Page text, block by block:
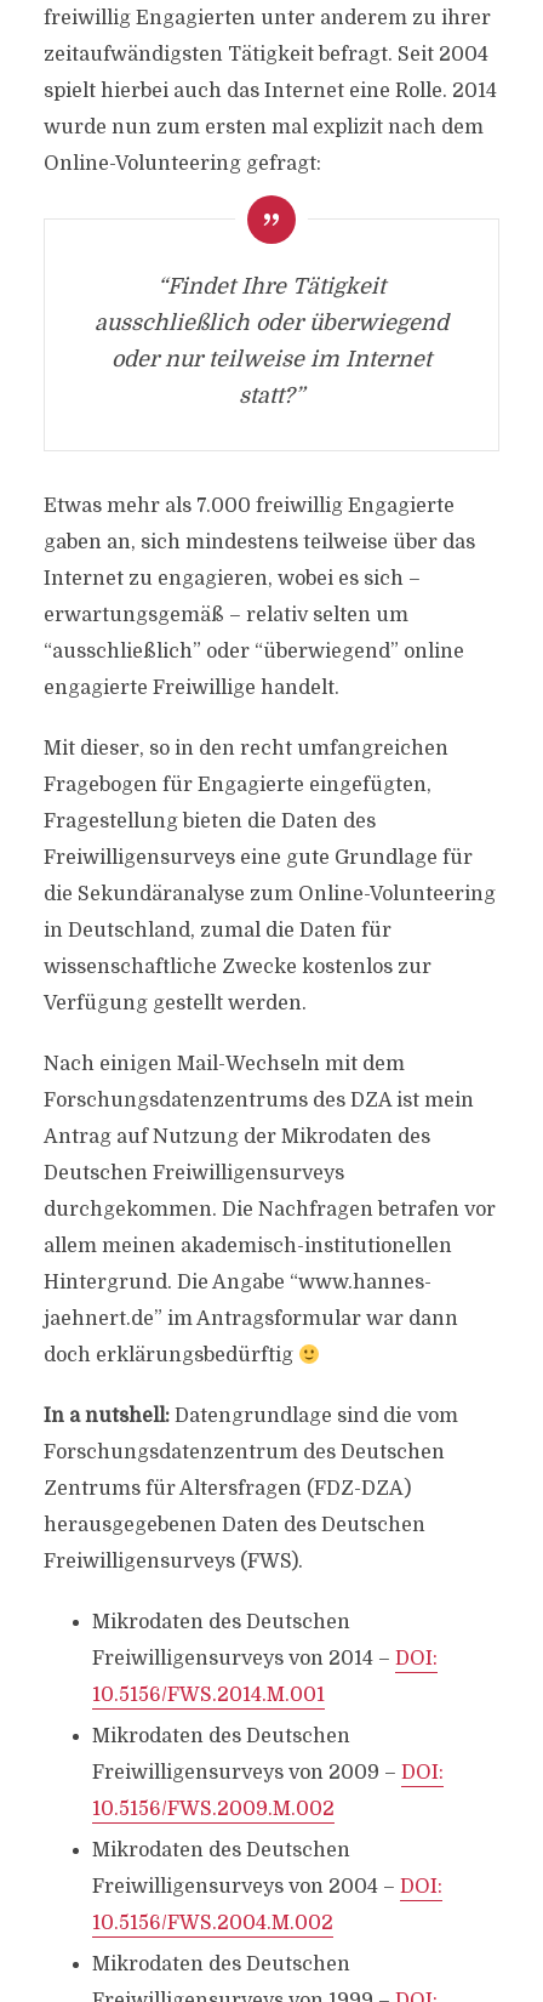
freiwillig Engagierten unter anderem zu ihrer
zeitaufwändigsten Tätigkeit befragt. Seit 2004
spielt hierbei auch das Internet eine Rolle. 2014
wurde nun zum ersten mal explizit nach dem
Online-Volunteering gefragt:
“Findet Ihre Tätigkeit
ausschließlich oder überwiegend
oder nur teilweise im Internet
statt?”
Etwas mehr als 7.000 freiwillig Engagierte
gaben an, sich mindestens teilweise über das
Internet zu engagieren, wobei es sich –
erwartungsgemäß – relativ selten um
“ausschließlich” oder “überwiegend” online
engagierte Freiwillige handelt.
Mit dieser, so in den recht umfangreichen
Fragebogen für Engagierte eingefügten,
Fragestellung bieten die Daten des
Freiwilligensurveys eine gute Grundlage für
die Sekundäranalyse zum Online-Volunteering
in Deutschland, zumal die Daten für
wissenschaftliche Zwecke kostenlos zur
Verfügung gestellt werden.
Nach einigen Mail-Wechseln mit dem
Forschungsdatenzentrums des DZA ist mein
Antrag auf Nutzung der Mikrodaten des
Deutschen Freiwilligensurveys
durchgekommen. Die Nachfragen betrafen vor
allem meinen akademisch-institutionellen
Hintergrund. Die Angabe “www.hannes-
jaehnert.de” im Antragsformular war dann
doch erklärungsbedürftig
In a nutshell: Datengrundlage sind die vom
Forschungsdatenzentrum des Deutschen
Zentrums für Altersfragen (FDZ-DZA)
herausgegebenen Daten des Deutschen
Freiwilligensurveys (FWS).
Mikrodaten des Deutschen
Freiwilligensurveys von 2014 – DOI:
10.5156/FWS.2014.M.001
Mikrodaten des Deutschen
Freiwilligensurveys von 2009 – DOI:
10.5156/FWS.2009.M.002
Mikrodaten des Deutschen
Freiwilligensurveys von 2004 – DOI:
10.5156/FWS.2004.M.002
Mikrodaten des Deutschen